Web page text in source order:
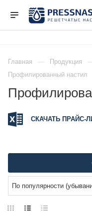
Главная Продукция
Профилированный настил
СКАЧАТЬ ПРАЙС-
По популярности